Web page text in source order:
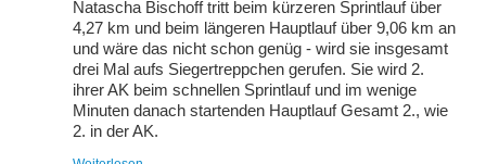
in
Schönborn
erfolgreich
Natascha Bischoff tritt beim kürzeren Sprintlauf über
4,27 km und beim längeren Hauptlauf über 9,06 km an
und wäre das nicht schon genüg - wird sie insgesamt
drei Mal aufs Siegertreppchen gerufen. Sie wird 2.
ihrer AK beim schnellen Sprintlauf und im wenige
Minuten danach startenden Hauptlauf Gesamt 2., wie
2. in der AK.